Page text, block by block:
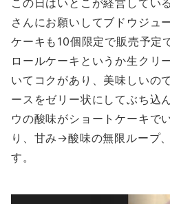
この日はいとこが経営してい
さんにお願いしてブドウジュ
ケーキも10個限定で販売予定
ロールケーキというか生クリ
いてコクがあり、美味しいの
ースをゼリー状にしてぶち込
ウの酸味がショートケーキで
り、甘み→酸味の無限ループ
す。